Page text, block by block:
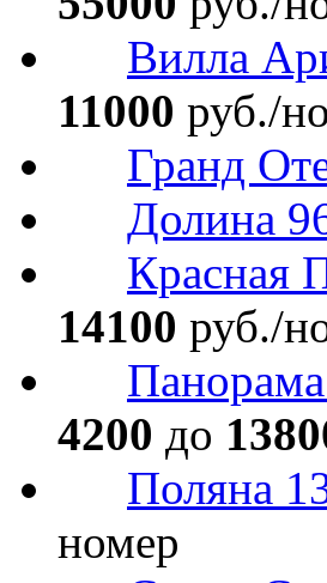
Вилла
11000 руб./
Гранд
Долина
Красная
14100 руб./
4200 до
Поляна
номер